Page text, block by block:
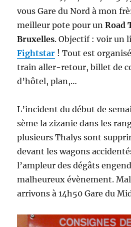
vous Gare du Nord à mon
meilleur pote pour unRoad
Bruxelles. Objectif : voir un
Fightstar ! Tout est
train aller-retour, billet de
d’hôtel, plan,…
L’incident du début de
sème la zizanie dans les
plusieurs Thalys sont
devant les wagons
l’ampleur des dégâts
malheureux évènement.
arrivons à 14h50 Gare du